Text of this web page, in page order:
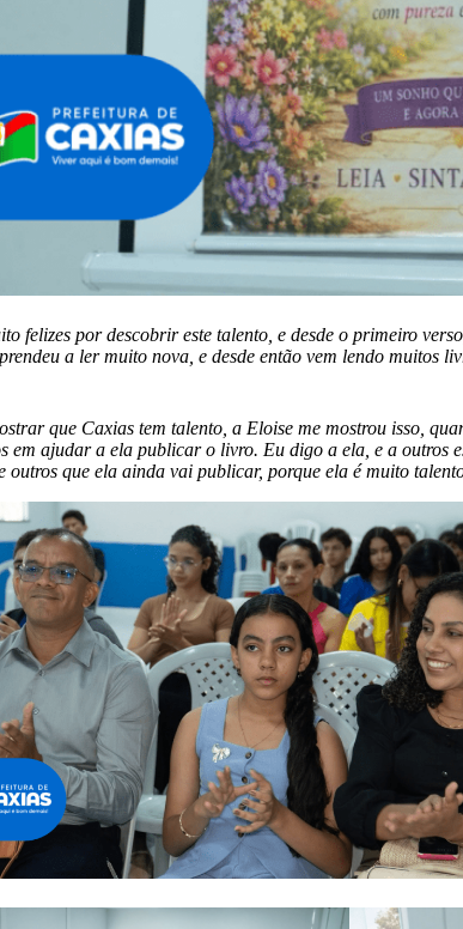
felizes por descobrir este talento, e desde o primeiro
a ler muito nova, e desde então vem lendo muitos
que Caxias tem talento, a Eloise me mostrou isso,
em ajudar a ela publicar o livro. Eu digo a ela, e a outros
outros que ela ainda vai publicar, porque ela é muito